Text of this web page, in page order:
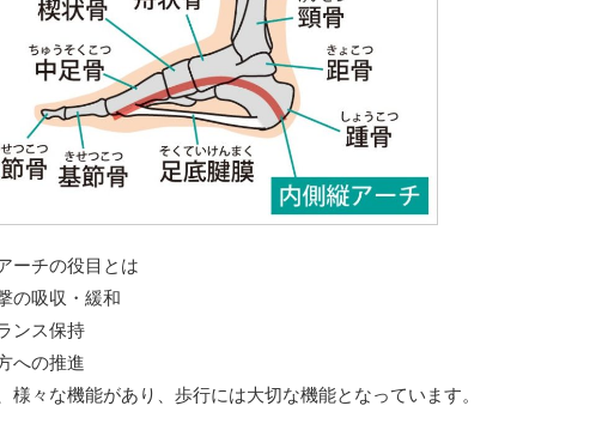
ーチの役目とは
の吸収・緩和
ンス保持
への推進
様々な機能があり、歩行には大切な機能となっています。